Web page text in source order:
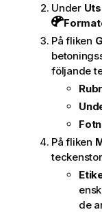
Under
På fliken
följande
På fliken
de